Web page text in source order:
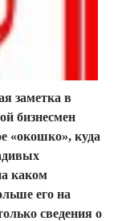
заметка в
бизнесмен
«окошко», куда
каком
его на
сведения о